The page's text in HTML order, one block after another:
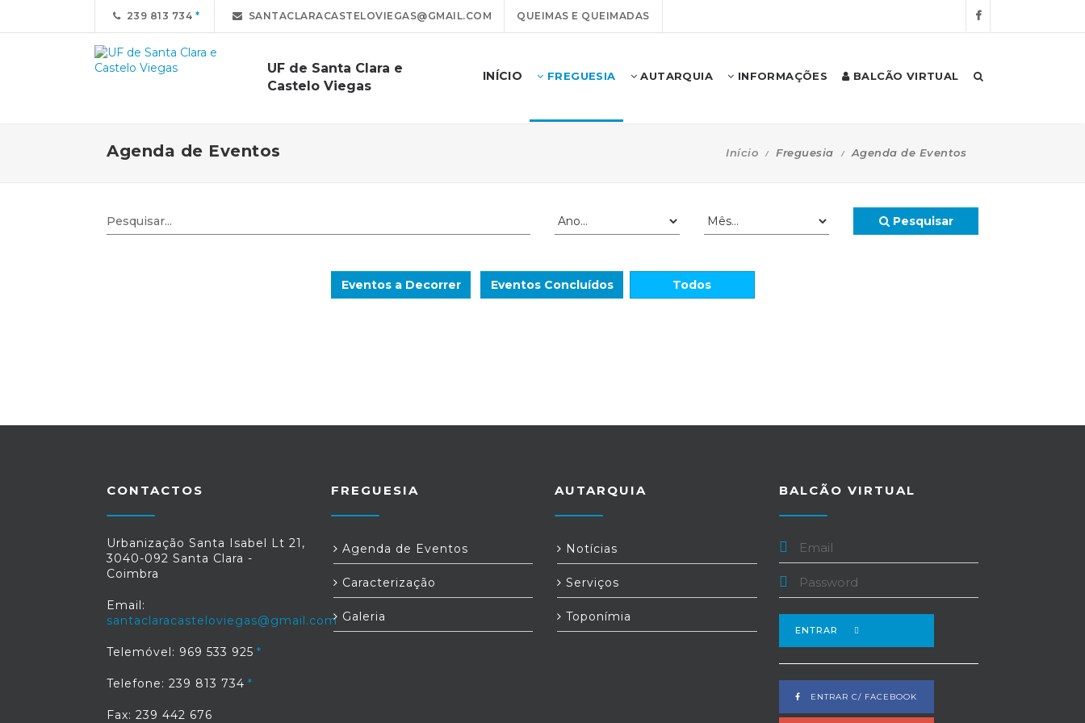
239 813 734 SANTACLARACASTELOVIEGAS@GMAIL.COM QUEIMAS E QUEIMADAS
UF de Santa Clara e
Castelo Viegas
INÍCIO FREGUESIA AUTARQUIA INFORMAÇÕES BALCÃO VIRTUAL
Agenda de Eventos Início Freguesia Agenda de Eventos
Pesquisar
Eventos a Decorrer Eventos Concluídos Todos
CONTACTOS
Urbanização Santa Isabel Lt 21,
3040-092 Santa Clara -
Coimbra
Email:
santaclaracasteloviegas@gmail.com
Telemóvel: 969 533 925
Telefone: 239 813 734
Fax: 239 442 676
FREGUESIA
Agenda de Eventos
Caracterização
Galeria
AUTARQUIA
Notícias
Serviços
Toponímia
BALCÃO VIRTUAL
ENTRAR
ENTRAR C/ FACEBOOK